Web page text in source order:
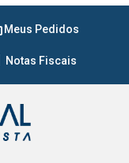
Meus Pedidos
Notas Fiscais